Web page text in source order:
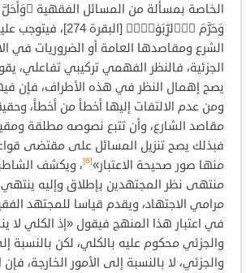
الخاصة بمسألة من المسائل الفقهية
وَحَرَّمَ اَ۬لرِّبَوٰاْۖ﴾ [البقرة
الشرع ومقاصدها العامة أو الضروريات في
الجزئية، فالنظر الفهمي تركيبي تفاعلي،
يصح إهمال النظر في هذه الأطراف، فإن
ومن عدم الالتفات إليها أخطأ من أخطأ،
مقاصد الشارع، وأن تتبع نصوصه مطلقة
فبذلك يصح تنزيل المسائل على مقتضى
منها صور صحيحة الاعتبار»[6]
، ويكشف
منتهى نظر المجتهدين بإطلاق وإليه
مرامي الاجتهاد، ويقدم قياسا للمجتهد
في اعتبار هذا المنهج فيقول «إذ الكلي لا
والجزئي محكوم عليه بالكلي، لكن بالنسبة
والجزئي، لا بالنسبة إلى الأمور الخارجة،